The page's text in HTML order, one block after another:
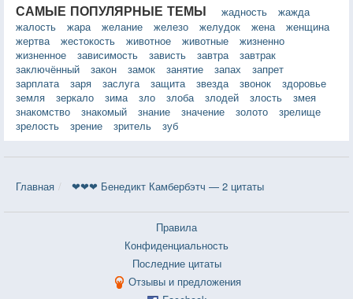
САМЫЕ ПОПУЛЯРНЫЕ ТЕМЫ жадность
жажда
жалость
жара желание железо желудок жена
женщина
жертва
жестокость животное животные
жизненно
жизненное
зависимость зависть завтра
завтрак
заключённый
закон замок занятие запах
запрет
зарплата
заря заслуга защита звезда звонок
здоровье
земля
зеркало зима зло злоба злодей злость
змея
знакомство
знакомый знание значение золото
зрелище
зрелость
зрение зритель зуб
Главная ❤❤❤ Бенедикт Камбербэтч — 2 цитаты
Правила
Конфиденциальность
Последние цитаты
Отзывы и предложения